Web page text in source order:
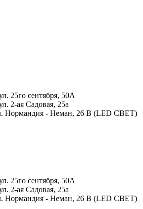
25го сентября, 50А
2-ая Садовая, 25а
Нормандия - Неман, 26 В (LED СВЕТ)
25го сентября, 50А
2-ая Садовая, 25а
Нормандия - Неман, 26 В (LED СВЕТ)